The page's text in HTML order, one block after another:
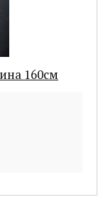
160см